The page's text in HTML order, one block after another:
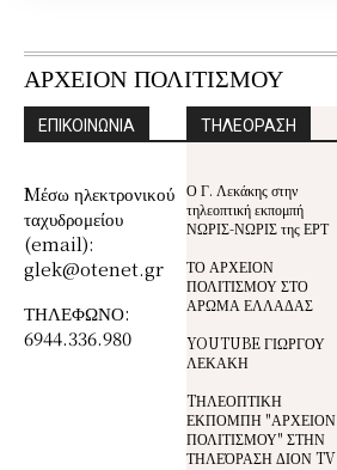
ΑΡΧΕΙΟΝ ΠΟΛΙΤΙΣΜΟΥ
ΕΠΙΚΟΙΝΩΝΙΑ
Mέσω ηλεκτρονικού
ταχυδρομείου
(email):
glek@otenet.gr
ΤΗΛΕΦΩΝΟ:
6944.336.980
ΤΗΛΕΟΡΑΣΗ
Ο Γ. Λεκάκης στην
τηλεοπτική εκπομπή
ΝΩΡΙΣ-ΝΩΡΙΣ της ΕΡΤ
ΤΟ ΑΡΧΕΙΟΝ
ΠΟΛΙΤΙΣΜΟΥ ΣΤΟ
ΑΡΩΜΑ ΕΛΛΑΔΑΣ
YOUTUBE ΓΙΩΡΓΟΥ
ΛΕΚΑΚΗ
TΗΛΕΟΠΤΙΚΗ
ΕΚΠΟΜΠΗ "ΑΡΧΕΙΟΝ
ΠΟΛΙΤΙΣΜΟΥ" ΣΤΗΝ
ΤΗΛΕΌΡΑΣΗ ΔΙΟΝ TV